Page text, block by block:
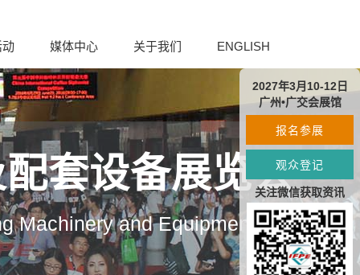
媒体中心 关于我们 ENGLISH
套设备展览会
Machinery and Equipment
2027年3月10-12日
广州•广交会展馆
报名参展
观众登记
关注微信获取资讯